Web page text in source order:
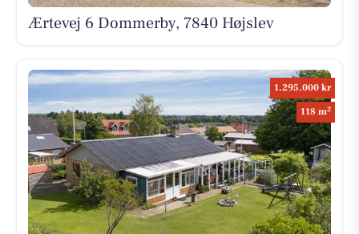
Ærtevej 6 Dommerby, 7840 Højslev
1.295.000 kr
118 m2